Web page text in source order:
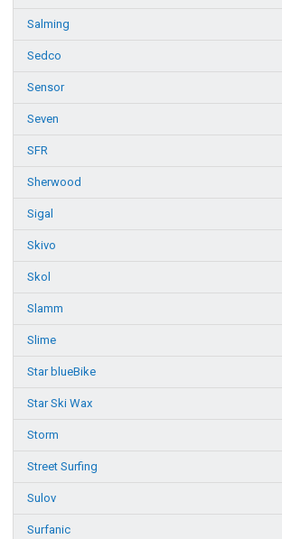
Salming
Sedco
Sensor
Seven
SFR
Sherwood
Sigal
Skivo
Skol
Slamm
Slime
Star blueBike
Star Ski Wax
Storm
Street Surfing
Sulov
Surfanic